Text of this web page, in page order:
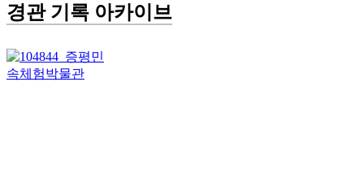
경관 기록 아카이브